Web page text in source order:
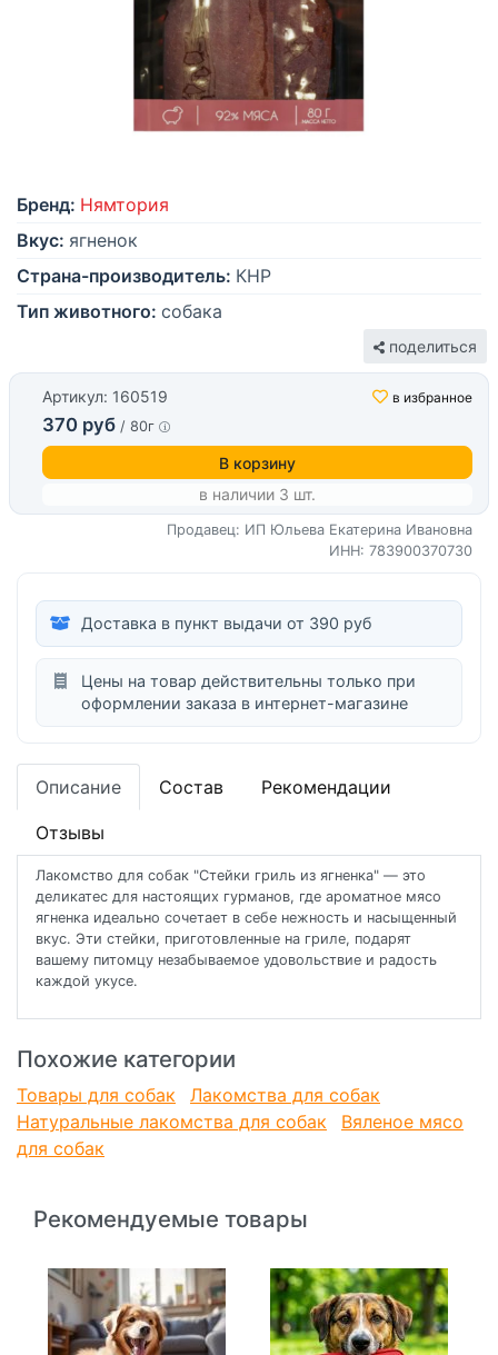
Бренд: Нямтория
Вкус: ягненок
Страна-производитель: КНР
Тип животного: собака
поделиться
Артикул: 160519 в избранное
370 руб / 80г
В корзину
в наличии 3 шт.
Продавец: ИП Юльева Екатерина Ивановна
ИНН: 783900370730
Доставка в пункт выдачи от 390 руб
Цены на товар действительны только при
оформлении заказа в интернет-магазине
Описание Состав Рекомендации
Отзывы
Лакомство для собак "Стейки гриль из ягненка" — это
деликатес для настоящих гурманов, где ароматное мясо
ягненка идеально сочетает в себе нежность и насыщенный
вкус. Эти стейки, приготовленные на гриле, подарят
вашему питомцу незабываемое удовольствие и радость
каждой укусе.
Похожие категории
Товары для собак
Лакомства для собак
Натуральные лакомства для собак
Вяленое мясо
для собак
Рекомендуемые товары